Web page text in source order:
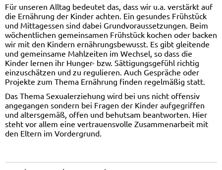
Für unseren Alltag bedeutet das, dass wir u.a. verstärkt auf
die Ernährung der Kinder achten. Ein gesundes Frühstück
und Mittagessen sind dabei Grundvoraussetzungen. Beim
wöchentlichen gemeinsamen Frühstück kochen oder backen
wir mit den Kindern ernährungsbewusst. Es gibt gleitende
und gemeinsame Mahlzeiten im Wechsel, so dass die
Kinder lernen ihr Hunger- bzw. Sättigungsgefühl richtig
einzuschätzen und zu regulieren. Auch Gespräche oder
Projekte zum Thema Ernährung finden regelmäßig statt.
Das Thema Sexualerziehung wird bei uns nicht offensiv
angegangen sondern bei Fragen der Kinder aufgegriffen
und altersgemäß, offen und behutsam beantworten. Hier
steht vor allem eine vertrauensvolle Zusammenarbeit mit
den Eltern im Vordergrund.